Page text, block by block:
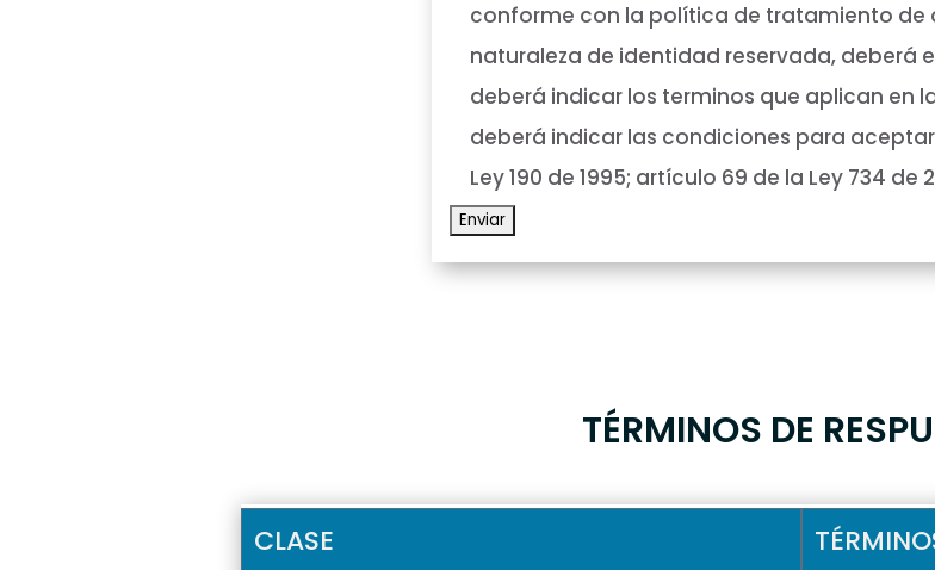
conforme con la política de tratamiento de
naturaleza de identidad reservada, deberá
deberá indicar los terminos que aplican en
deberá indicar las condiciones para
Ley 190 de 1995; artículo 69 de la Ley 734 de
TÉRMINOS DE
CLASE